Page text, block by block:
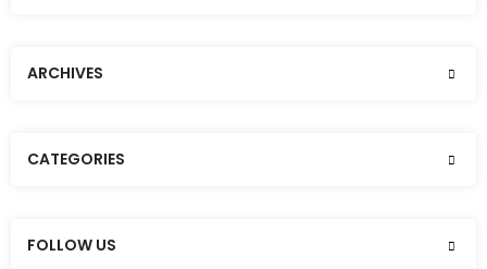
ARCHIVES
CATEGORIES
FOLLOW US